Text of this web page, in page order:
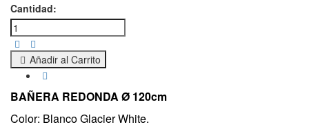
Cantidad:
Añadir al Carrito
BAÑERA REDONDA Ø 120cm
Color: Blanco Glacier White.